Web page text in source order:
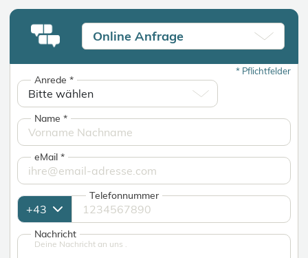
Online Anfrage
*Pflichtfelder
Anrede*
Name*
eMail*
Telefonnummer
Nachricht